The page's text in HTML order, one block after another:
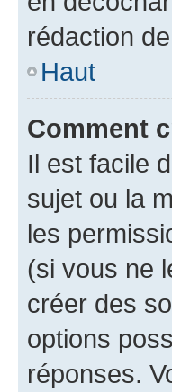
rédaction
Haut
Comment
Il est facile
sujet ou la
les
(si vous ne
créer des
options
réponses.